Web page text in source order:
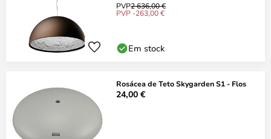
PVP2 636,00 €
PVP -263,00 €
Em stock
Rosácea de Teto Skygarden S1 - Flos
24,00 €